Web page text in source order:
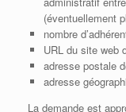
(éventuellement
nombre
URL du site web
adresse postale
adresse
La demande est